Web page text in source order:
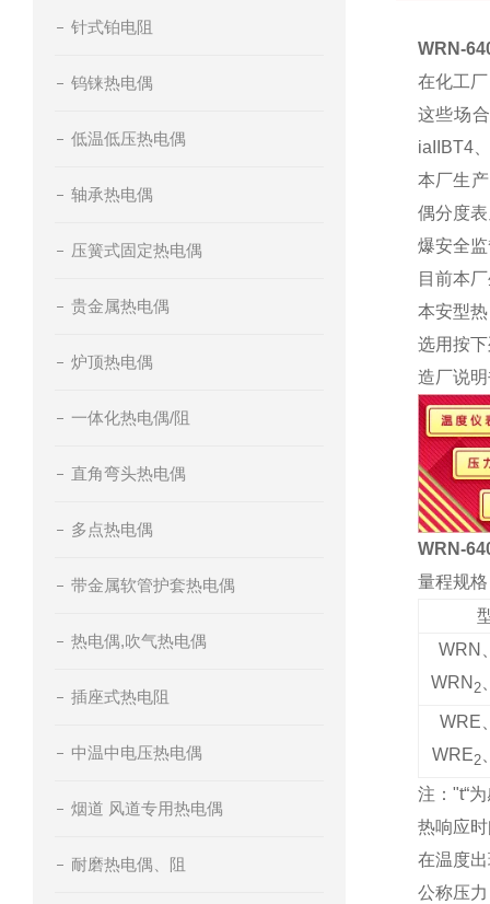
针式铂电阻
钨铼热电偶
低温低压热电偶
轴承热电偶
压簧式固定热电偶
贵金属热电偶
炉顶热电偶
一体化热电偶/阻
直角弯头热电偶
多点热电偶
带金属软管护套热电偶
热电偶,吹气热电偶
插座式热电阻
中温中电压热电偶
烟道 风道专用热电偶
耐磨热电偶、阻
WRN-
在化工
这些场
iaIIBT4
本厂生
偶分度
爆安全
目前本
本安型
选用按
造厂说
WRN-
量程规格
WRN
WRN 2
WRE
WRE2
注："t“
热响应
在温度
公称压力